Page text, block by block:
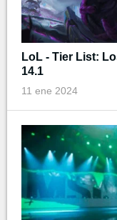
LoL - Tier List:
14.1
11 ene 2024